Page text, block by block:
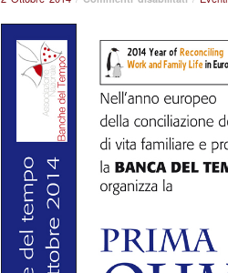
dei
nonni
a
Vado
Ligure